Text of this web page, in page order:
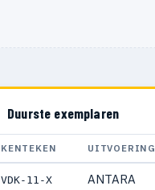
Duurste exemplaren
KENTEKEN UITVOERING
VDK-11-X ANTARA